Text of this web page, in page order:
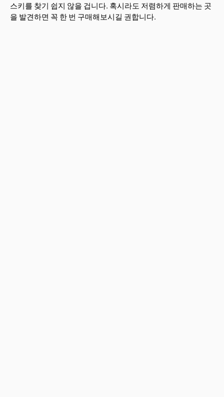
스키를 찾기 쉽지 않을 겁니다. 혹시라도 저렴하게 판매하는 곳
을 발견하면 꼭 한 번 구매해보시길 권합니다.